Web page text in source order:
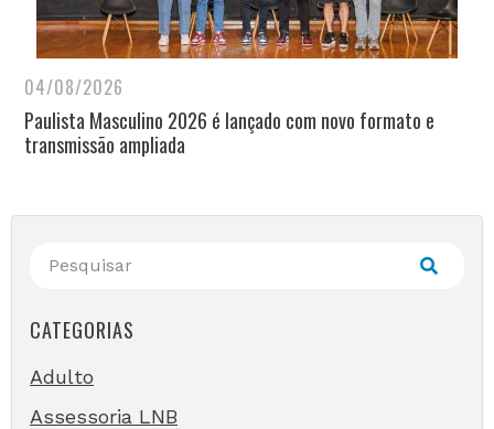
04/08/2026
Paulista Masculino 2026 é lançado com novo formato e
transmissão ampliada
CATEGORIAS
Adulto
Assessoria LNB